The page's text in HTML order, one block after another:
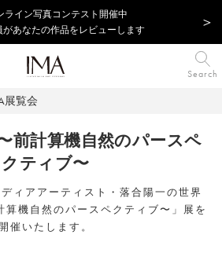
ライン写真コンテスト開催中
があなたの作品をレビューします
Search
展覧会
前計算機自然のパースペ
クティブ〜
ィアアーティスト・落合陽一の世界
算機自然のパースペクティブ〜」展を
催いたします。